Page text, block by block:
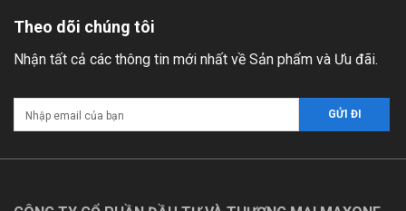
Theo dõi chúng tôi
Nhận tất cả các thông tin mới nhất về Sản phẩm và Ưu đãi.